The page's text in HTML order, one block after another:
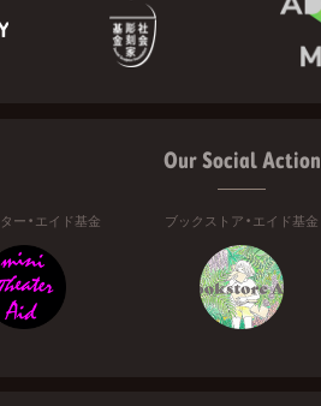
Our Social Action
ー・エイド基金 ブックストア・エイド基金